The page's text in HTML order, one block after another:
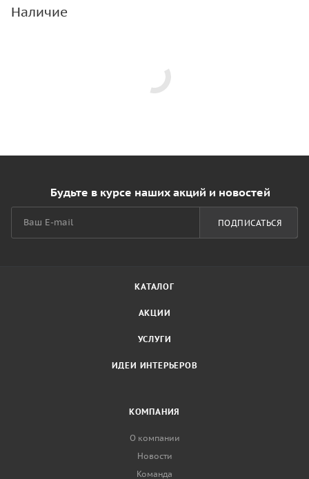
Наличие
Будьте в курсе наших акций и новостей
ПОДПИСАТЬСЯ
КАТАЛОГ
АКЦИИ
УСЛУГИ
ИДЕИ ИНТЕРЬЕРОВ
КОМПАНИЯ
О компании
Новости
Команда